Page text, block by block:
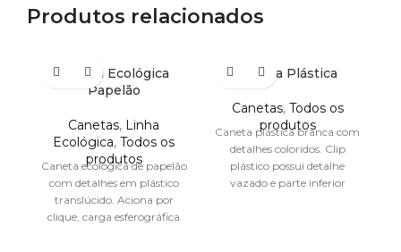
Produtos relacionados
Caneta Ecológica
Papelão
Canetas, Linha
Ecológica, Todos os
produtos
Caneta ecológica de papelão
com detalhes em plástico
translúcido. Aciona por
clique, carga esferográfica
Caneta Plástica
Canetas, Todos os
produtos
Caneta plástica branca com
detalhes coloridos. Clip
plástico possui detalhe
vazado e parte inferior